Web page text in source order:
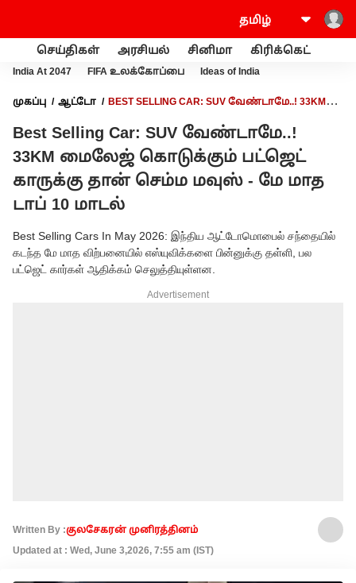
செய்திகள் அரசியல் சினிமா கிரிக்கெட்
India At 2047 FIFA உலக்கோப்பை Ideas of India
முகப்பு ஆட்டோ
BEST SELLING CAR: SUV வேண்டாமே..! 33KM
மாத டாப் 10 மாடல்
Best Selling Car: SUV வேண்டாமே..!
33KM மைலேஜ் கொடுக்கும் பட்ஜெட்
காருக்கு தான் செம்ம மவுஸ் - மே மாத
டாப் 10 மாடல்
Best Selling Cars In May 2026: இந்திய ஆட்டோமொபைல் சந்தையில்
கடந்த மே மாத விற்பனையில் எஸ்யுவிக்களை பின்னுக்கு தள்ளி, பல
பட்ஜெட் கார்கள் ஆதிக்கம் செலுத்தியுள்ளன.
Advertisement
Written By :குலசேகரன் முனிரத்தினம்
Updated at : Wed, June 3,2026, 7:55 am (IST)